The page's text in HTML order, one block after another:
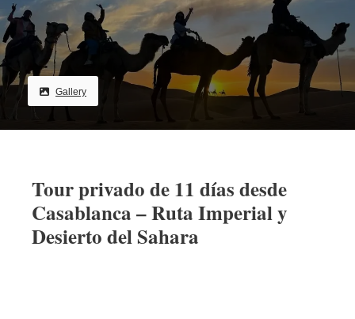
Gallery
Tour privado de 11 días desde
Casablanca – Ruta Imperial y
Desierto del Sahara